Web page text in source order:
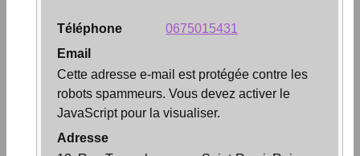
Téléphone
0675015431
Email
Cette adresse e-mail est protégée contre les
robots spammeurs. Vous devez activer le
JavaScript pour la visualiser.
Adresse